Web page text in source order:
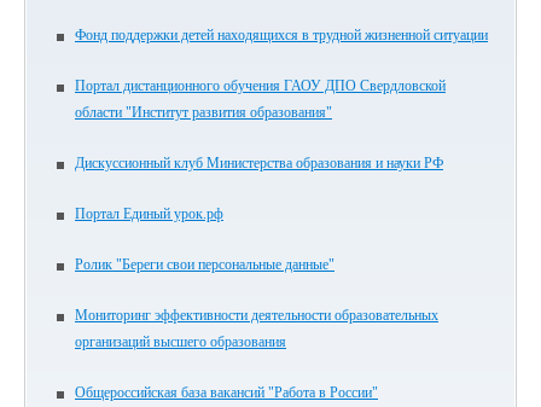
Фонд поддержки детей находящихся в трудной жизненной ситуации
Портал дистанционного обучения ГАОУ ДПО Свердловской
области "Институт развития образования"
Дискуссионный клуб Министерства образования и науки РФ
Портал Единый урок.рф
Ролик "Береги свои персональные данные"
Мониторинг эффективности деятельности образовательных
организаций высшего образования
Общероссийская база вакансий "Работа в России"